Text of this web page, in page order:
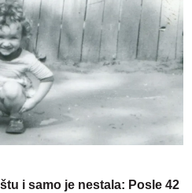
i samo je nestala: Posle 42